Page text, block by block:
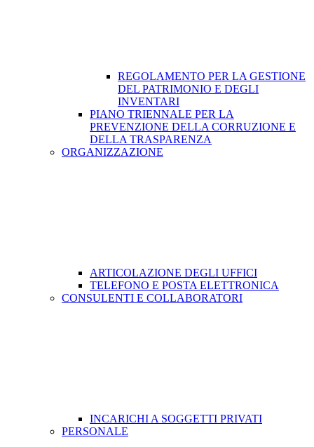
REGOLAMENTO PER LA GESTIONE
DEL PATRIMONIO E DEGLI
INVENTARI
PIANO TRIENNALE PER LA
PREVENZIONE DELLA CORRUZIONE E
DELLA TRASPARENZA
ORGANIZZAZIONE
ARTICOLAZIONE DEGLI UFFICI
TELEFONO E POSTA ELETTRONICA
CONSULENTI E COLLABORATORI
INCARICHI A SOGGETTI PRIVATI
PERSONALE